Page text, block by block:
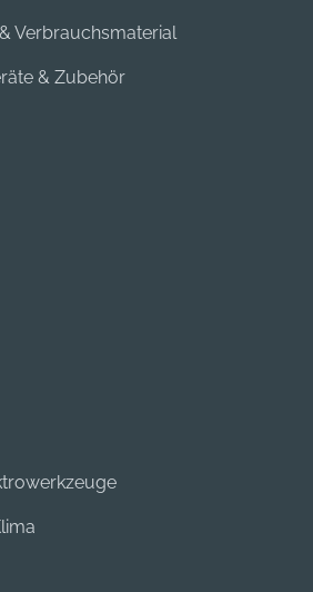
Verbrauchsmaterial
& Zubehör